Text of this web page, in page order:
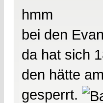
hmm
bei den
da hat sich
den hätte
gesperrt.